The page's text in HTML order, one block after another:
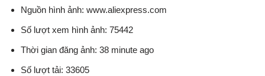
Nguồn hình ảnh: www.aliexpress.com
Số lượt xem hình ảnh: 75442
Thời gian đăng ảnh: 38 minute ago
Số lượt tải: 33605